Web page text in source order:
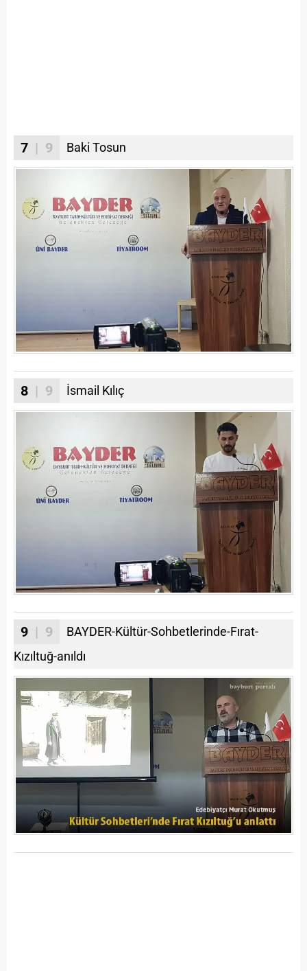
7 | 9 Baki Tosun
8 | 9 İsmail Kılıç
9 | 9
BAYDER-Kültür-Sohbetlerinde-Fırat-
Kızıltuğ-anıldı